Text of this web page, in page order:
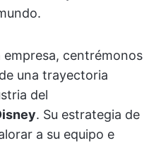
empresa, centrémonos
una trayectoria
del
. Su estrategia de
a su equipo e